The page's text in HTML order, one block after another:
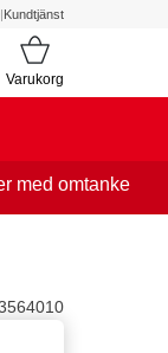
|Kundtjänst
Varukorg
med omtanke